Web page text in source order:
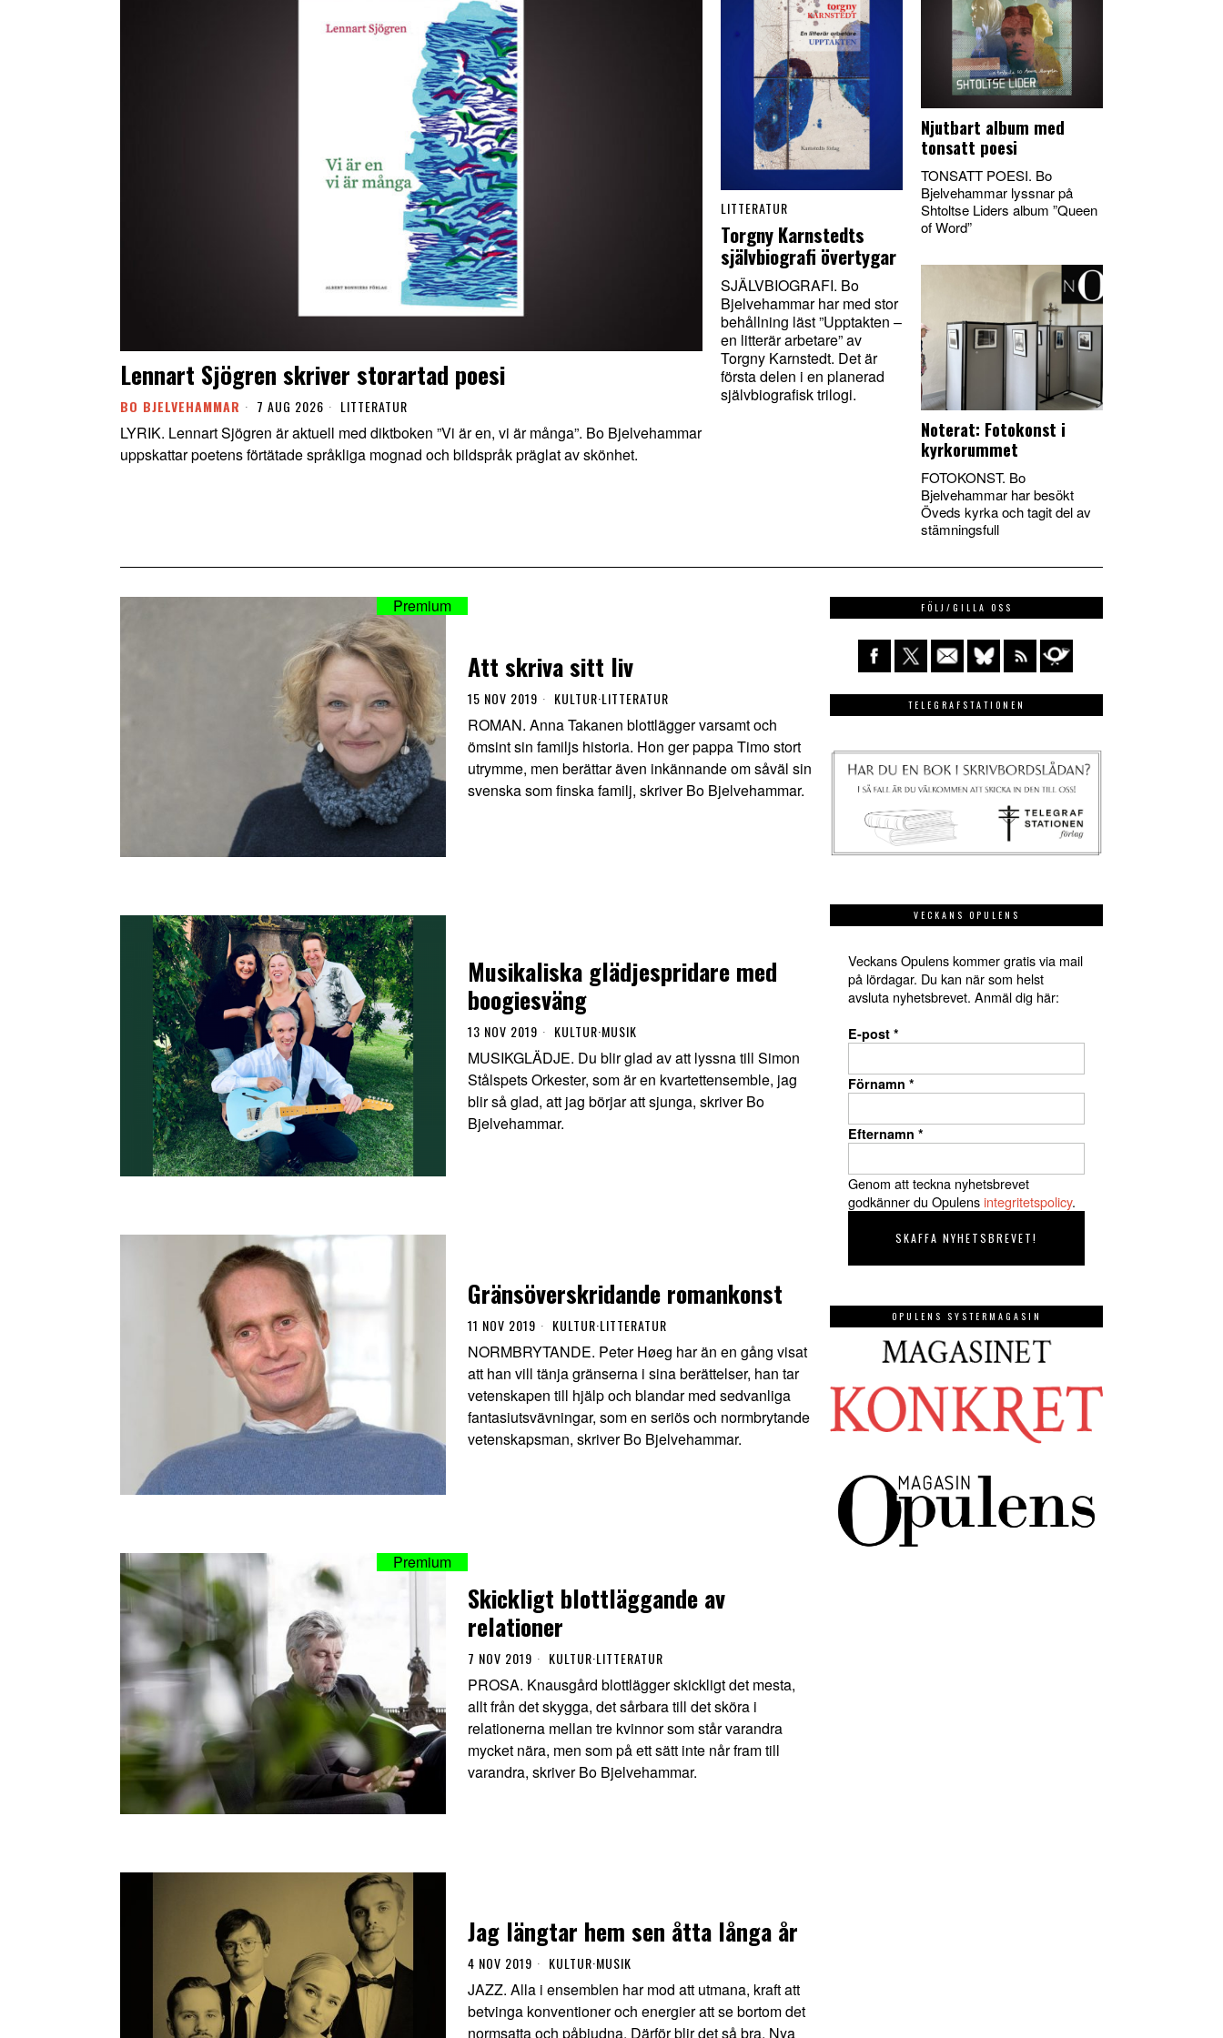
Lennart Sjögren skriver storartad poesi
BO BJELVEHAMMAR 7 AUG 2026 LITTERATUR
LYRIK. Lennart Sjögren är aktuell med diktboken ”Vi är en, vi är många”. Bo Bjelvehammar
uppskattar poetens förtätade språkliga mognad och bildspråk präglat av skönhet.
LITTERATUR
Torgny Karnstedts
självbiografi övertygar
SJÄLVBIOGRAFI. Bo
Bjelvehammar har med stor
behållning läst ”Upptakten –
en litterär arbetare” av
Torgny Karnstedt. Det är
första delen i en planerad
självbiografisk trilogi.
Njutbart album med
tonsatt poesi
TONSATT POESI. Bo
Bjelvehammar lyssnar på
Shtoltse Liders album ”Queen
of Word”
Noterat: Fotokonst i
kyrkorummet
FOTOKONST. Bo
Bjelvehammar har besökt
Öveds kyrka och tagit del av
stämningsfull
Att skriva sitt liv
15 NOV 2019 KULTUR·LITTERATUR
ROMAN. Anna Takanen blottlägger varsamt och
ömsint sin familjs historia. Hon ger pappa Timo stort
utrymme, men berättar även inkännande om såväl sin
svenska som finska familj, skriver Bo Bjelvehammar.
Musikaliska glädjespridare med
boogiesväng
13 NOV 2019 KULTUR·MUSIK
MUSIKGLÄDJE. Du blir glad av att lyssna till Simon
Stålspets Orkester, som är en kvartettensemble, jag
blir så glad, att jag börjar att sjunga, skriver Bo
Bjelvehammar.
Gränsöverskridande romankonst
11 NOV 2019 KULTUR·LITTERATUR
NORMBRYTANDE. Peter Høeg har än en gång visat
att han vill tänja gränserna i sina berättelser, han tar
vetenskapen till hjälp och blandar med sedvanliga
fantasiutsvävningar, som en seriös och normbrytande
vetenskapsman, skriver Bo Bjelvehammar.
Skickligt blottläggande av
relationer
7 NOV 2019 KULTUR·LITTERATUR
PROSA. Knausgård blottlägger skickligt det mesta,
allt från det skygga, det sårbara till det sköra i
relationerna mellan tre kvinnor som står varandra
mycket nära, men som på ett sätt inte når fram till
varandra, skriver Bo Bjelvehammar.
Jag längtar hem sen åtta långa år
4 NOV 2019 KULTUR·MUSIK
JAZZ. Alla i ensemblen har mod att utmana, kraft att
betvinga konventioner och energier att se bortom det
normsatta och påbjudna. Därför blir det så bra. Nya
FÖLJ/GILLA OSS
TELEGRAFSTATIONEN
VECKANS OPULENS
Veckans Opulens kommer gratis via mail
på lördagar. Du kan när som helst
avsluta nyhetsbrevet. Anmäl dig här:
E-post *
Förnamn *
Efternamn *
Genom att teckna nyhetsbrevet
godkänner du Opulensintegritetspolicy.
OPULENS SYSTERMAGASIN